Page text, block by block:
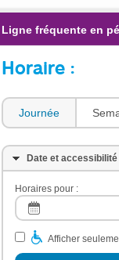
Ligne fréquente en
Horaire :
Journée
Date et accessibilité
Horaires pour :
Afficher